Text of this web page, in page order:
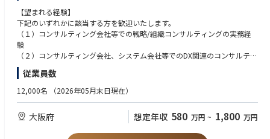
・脱炭素/エネルギー技術研究開発マネジメントコンサルティング
・脱炭素/エネルギー技術シーズの事業化コンサルティング
・再エネ/省エネ/畜エネ、スマートコミュニティ、エネルギーインフラに
関する調査コンサルティング
・水素・アンモニア等のクリーンエネルギーに係る戦略策定
・ベンチャー・地域課題エコシステムに係る戦略策定
◇気候変動・エネルギー対策の導入・実施に係るアドバイザリー
・気候変動対策（再エネ・省エネ・畜エネ）に係る技術開発/評価/分析
・（カーボンリスクを含む）エネルギーマネジメント体制の構築支援
・脱炭素事業にかかるコスト/ベネフィット分析/影響度調査
ィングファームで培った、課題解決能力やロジカルシンキング、アウトプ
ットのスキルがあれば十分にキャッチアップが可能です。上記のテーマ例
に関心があり、この領域での専門性を高めていきたいという志向をお持ち
の方を歓迎します。
【望まれる経験】（推奨）
・脱炭素、グリーントランスフォーメーションに関する知見
・サーキュラーエコノミーに関する知見
・再エネ、省エネ、畜エネに関する知見
・カーボンクレジット/カーボンプライシングに関する知見
・一次産業（林業・農業等）に関する知見
2. 企業・自治体のデジタル戦略策定支援
・国内外の市場調査、DX動向/事例の整理・分析、DX化の成功要因の特定
・DX化領域・課題の特定、あるべきDXの方向性（ビジョン）
・戦略の構想策定
3. 都市・地域のデジタル化支援
・スーパーシティー、スマートシティー構想策定、都市OS導入、
・デジタルを活用した各産業のバリューチェーン再構築（主に、1次産業
が対象）
【望まれる経験】
下記のいずれかに該当する方を歓迎いたします。
（１）コンサルティング会社等での戦略/組織コンサルティングの実務経
験
（２）コンサルティング会社、システム会社等でのDX関連のコンサルティ
ングの実務経験
（３）事業会社の経営企画、新規事業開発部門でのDX事業の企画・推進業
務の実務経験
（５）ヘルスケア、ライフサイエンスに係る実務経験
従業員数
12,000名 （2026年05月末日現在）
大阪府 想定年収 580 万円 ~ 1,800 万円